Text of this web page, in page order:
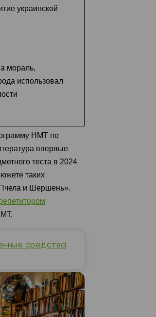
украинской
мораль,
использовал
НМТ по
впервые
теста в 2024
таких
и Шершень».
средства